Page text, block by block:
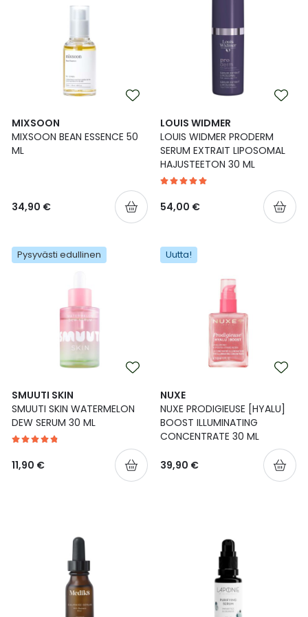
MIXSOON
MIXSOON BEAN ESSENCE 50
ML
34,90 €
LOUIS WIDMER
LOUIS WIDMER PRODERM
SERUM EXTRAIT LIPOSOMAL
HAJUSTEETON 30 ML
54,00 €
Pysyvästi edullinen
SMUUTI SKIN
SMUUTI SKIN WATERMELON
DEW SERUM 30 ML
11,90 €
Uutta!
NUXE
NUXE PRODIGIEUSE [HYALU]
BOOST ILLUMINATING
CONCENTRATE 30 ML
39,90 €